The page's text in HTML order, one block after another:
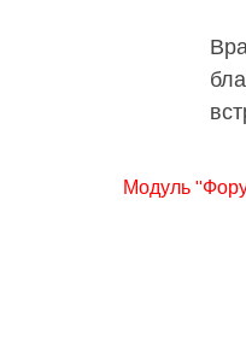
Модуль